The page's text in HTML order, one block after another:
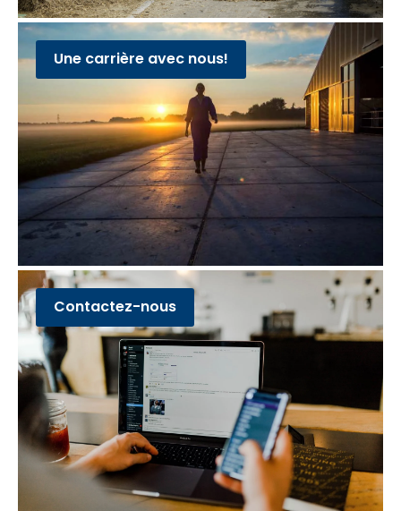
Une carrière avec nous!
Contactez-nous